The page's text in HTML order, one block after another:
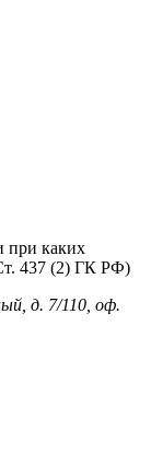
при каких
437 (2) ГК РФ)
д. 7/110, оф.